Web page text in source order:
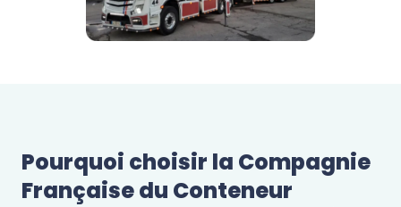
Pourquoi choisir la Compagnie
Française du Conteneur